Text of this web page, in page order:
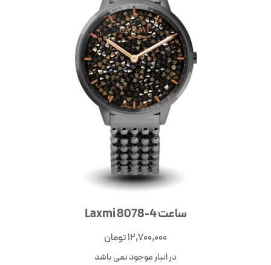
ساعت Laxmi 8078-4
12,700,000تومان
در انبار موجود نمی باشد